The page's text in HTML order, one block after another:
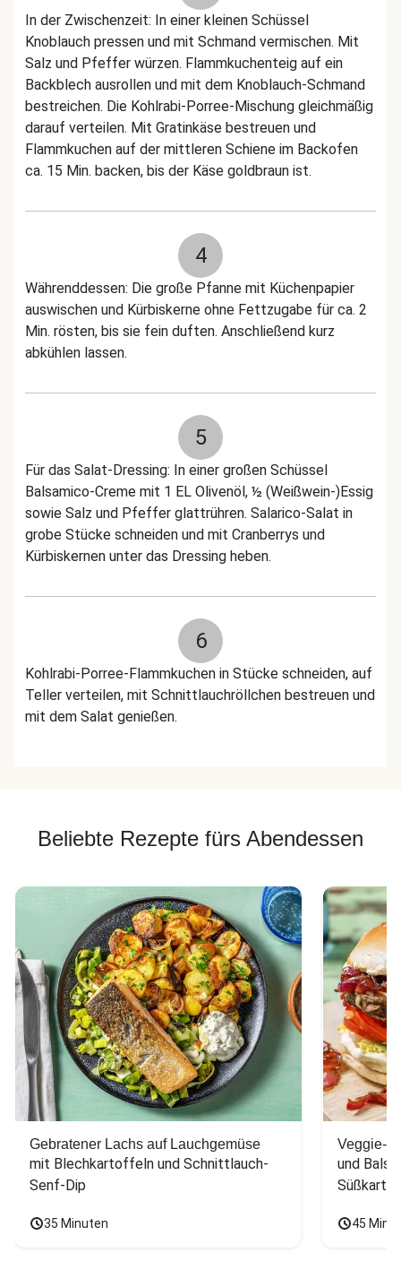
In der Zwischenzeit: In einer kleinen Schüssel
Knoblauch pressen und mit Schmand vermischen. Mit
Salz und Pfeffer würzen. Flammkuchenteig auf ein
Backblech ausrollen und mit dem Knoblauch-Schmand
bestreichen. Die Kohlrabi-Porree-Mischung gleichmäßig
darauf verteilen. Mit Gratinkäse bestreuen und
Flammkuchen auf der mittleren Schiene im Backofen
ca. 15 Min. backen, bis der Käse goldbraun ist.
4
Währenddessen: Die große Pfanne mit Küchenpapier
auswischen und Kürbiskerne ohne Fettzugabe für ca. 2
Min. rösten, bis sie fein duften. Anschließend kurz
abkühlen lassen.
5
Für das Salat-Dressing: In einer großen Schüssel
Balsamico-Creme mit 1 EL Olivenöl, ½ (Weißwein-)Essig
sowie Salz und Pfeffer glattrühren. Salarico-Salat in
grobe Stücke schneiden und mit Cranberrys und
Kürbiskernen unter das Dressing heben.
6
Kohlrabi-Porree-Flammkuchen in Stücke schneiden, auf
Teller verteilen, mit Schnittlauchröllchen bestreuen und
mit dem Salat genießen.
Beliebte Rezepte fürs Abendessen
Gebratener Lachs auf Lauchgemüse
mit Blechkartoffeln und Schnittlauch-
Senf-Dip
35 Minuten
Veggie-
und
45